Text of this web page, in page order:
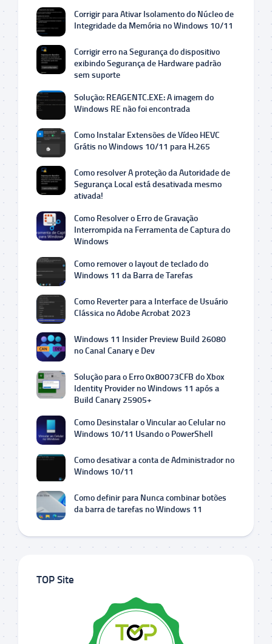
Corrigir para Ativar Isolamento do Núcleo de
Integridade da Memória no Windows 10/11
Corrigir erro na Segurança do dispositivo
exibindo Segurança de Hardware padrão
sem suporte
Solução: REAGENTC.EXE: A imagem do
Windows RE não foi encontrada
Como Instalar Extensões de Vídeo HEVC
Grátis no Windows 10/11 para H.265
Como resolver A proteção da Autoridade de
Segurança Local está desativada mesmo
ativada!
Como Resolver o Erro de Gravação
Interrompida na Ferramenta de Captura do
Windows
Como remover o layout de teclado do
Windows 11 da Barra de Tarefas
Como Reverter para a Interface de Usuário
Clássica no Adobe Acrobat 2023
Windows 11 Insider Preview Build 26080
no Canal Canary e Dev
Solução para o Erro 0x80073CFB do Xbox
Identity Provider no Windows 11 após a
Build Canary 25905+
Como Desinstalar o Vincular ao Celular no
Windows 10/11 Usando o PowerShell
Como desativar a conta de Administrador no
Windows 10/11
Como definir para Nunca combinar botões
da barra de tarefas no Windows 11
TOP Site